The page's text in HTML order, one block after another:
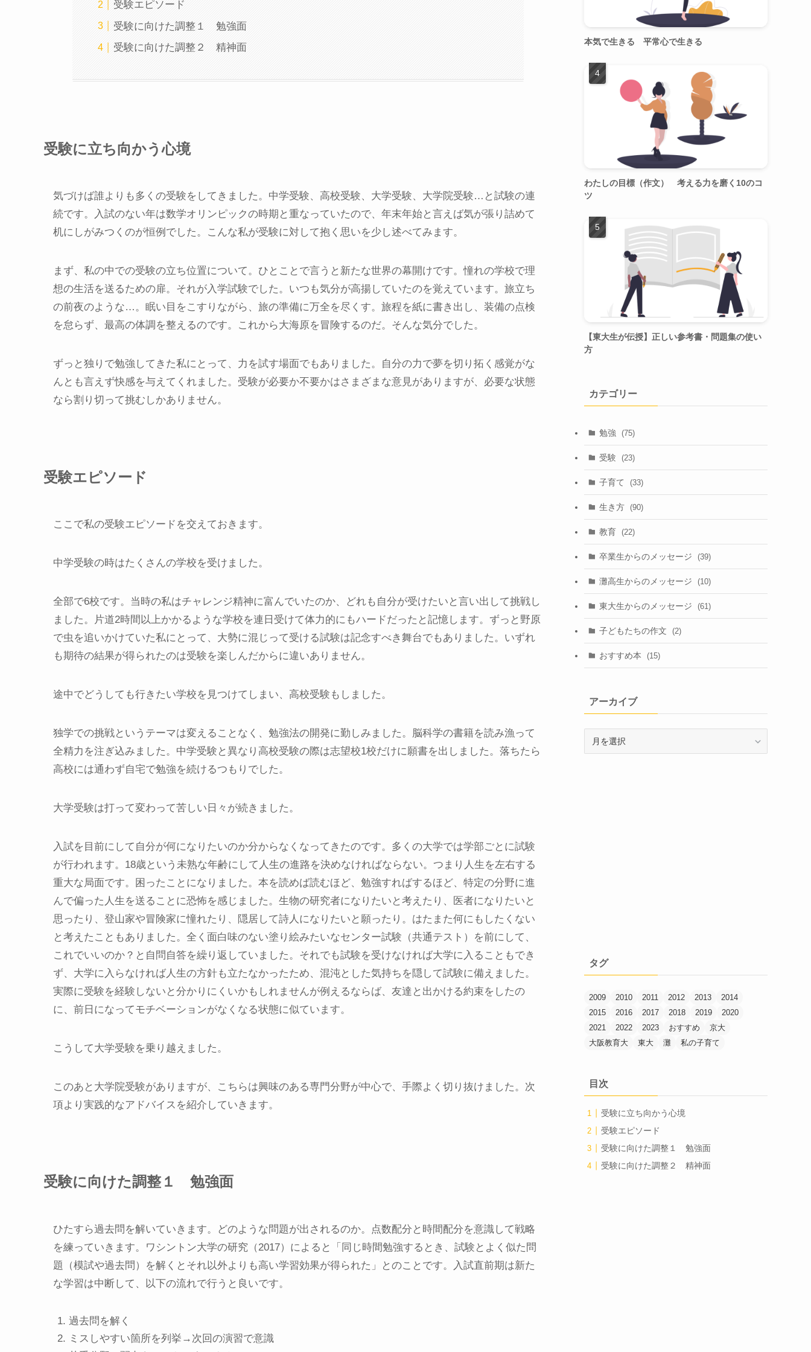
受験エピソード
受験に向けた調整１ 勉強面
受験に向けた調整２ 精神面
受験に立ち向かう心境
気づけば誰よりも多くの受験をしてきました。中学受験、高校受験、大学受験、大学院受験…と試験の連
続です。入試のない年は数学オリンピックの時期と重なっていたので、年末年始と言えば気が張り詰めて
机にしがみつくのが恒例でした。こんな私が受験に対して抱く思いを少し述べてみます。
まず、私の中での受験の立ち位置について。ひとことで言うと新たな世界の幕開けです。憧れの学校で理
想の生活を送るための扉。それが入学試験でした。いつも気分が高揚していたのを覚えています。旅立ち
の前夜のような…。眠い目をこすりながら、旅の準備に万全を尽くす。旅程を紙に書き出し、装備の点検
を怠らず、最高の体調を整えるのです。これから大海原を冒険するのだ。そんな気分でした。
ずっと独りで勉強してきた私にとって、力を試す場面でもありました。自分の力で夢を切り拓く感覚がな
んとも言えず快感を与えてくれました。受験が必要か不要かはさまざまな意見がありますが、必要な状態
なら割り切って挑むしかありません。
受験エピソード
ここで私の受験エピソードを交えておきます。
中学受験の時はたくさんの学校を受けました。
全部で6校です。当時の私はチャレンジ精神に富んでいたのか、どれも自分が受けたいと言い出して挑戦し
ました。片道2時間以上かかるような学校を連日受けて体力的にもハードだったと記憶します。ずっと野原
で虫を追いかけていた私にとって、大勢に混じって受ける試験は記念すべき舞台でもありました。いずれ
も期待の結果が得られたのは受験を楽しんだからに違いありません。
途中でどうしても行きたい学校を見つけてしまい、高校受験もしました。
独学での挑戦というテーマは変えることなく、勉強法の開発に勤しみました。脳科学の書籍を読み漁って
全精力を注ぎ込みました。中学受験と異なり高校受験の際は志望校1校だけに願書を出しました。落ちたら
高校には通わず自宅で勉強を続けるつもりでした。
大学受験は打って変わって苦しい日々が続きました。
入試を目前にして自分が何になりたいのか分からなくなってきたのです。多くの大学では学部ごとに試験
が行われます。18歳という未熟な年齢にして人生の進路を決めなければならない。つまり人生を左右する
重大な局面です。困ったことになりました。本を読めば読むほど、勉強すればするほど、特定の分野に進
んで偏った人生を送ることに恐怖を感じました。生物の研究者になりたいと考えたり、医者になりたいと
思ったり、登山家や冒険家に憧れたり、隠居して詩人になりたいと願ったり。はたまた何にもしたくない
と考えたこともありました。全く面白味のない塗り絵みたいなセンター試験（共通テスト）を前にして、
これでいいのか？と自問自答を繰り返していました。それでも試験を受けなければ大学に入ることもでき
ず、大学に入らなければ人生の方針も立たなかったため、混沌とした気持ちを隠して試験に備えました。
実際に受験を経験しないと分かりにくいかもしれませんが例えるならば、友達と出かける約束をしたの
に、前日になってモチベーションがなくなる状態に似ています。
こうして大学受験を乗り越えました。
このあと大学院受験がありますが、こちらは興味のある専門分野が中心で、手際よく切り抜けました。次
項より実践的なアドバイスを紹介していきます。
受験に向けた調整１ 勉強面
ひたすら過去問を解いていきます。どのような問題が出されるのか。点数配分と時間配分を意識して戦略
を練っていきます。ワシントン大学の研究（2017）によると「同じ時間勉強するとき、試験とよく似た問
題（模試や過去問）を解くとそれ以外よりも高い学習効果が得られた」とのことです。入試直前期は新た
な学習は中断して、以下の流れで行うと良いです。
過去問を解く
ミスしやすい箇所を列挙→次回の演習で意識
本気で生きる 平常心で生きる
わたしの目標（作文） 考える力を磨く10のコ
ツ
【東大生が伝授】正しい参考書・問題集の使い
方
カテゴリー
勉強 (75)
受験 (23)
子育て (33)
生き方 (90)
教育 (22)
卒業生からのメッセージ (39)
灘高生からのメッセージ (10)
東大生からのメッセージ (61)
子どもたちの作文 (2)
おすすめ本 (15)
アーカイブ
タグ
2009 2010 2011 2012 2013
2014
2015
2016 2017 2018 2019
2020
2021
2022 2023 おすすめ
京大
大阪教育大
東大 灘 私の子育て
目次
受験に立ち向かう心境
受験エピソード
受験に向けた調整１ 勉強面
受験に向けた調整２ 精神面